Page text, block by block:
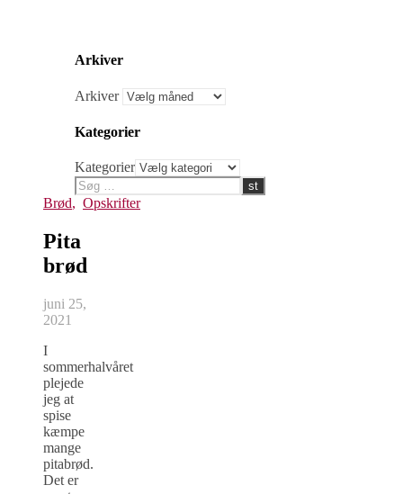
Arkiver
Arkiver
Kategorier
Kategorier
Brød, Opskrifter
Pita
brød
juni 25,
2021
I
sommerhalvåret
plejede
jeg at
spise
kæmpe
mange
pitabrød.
Det er